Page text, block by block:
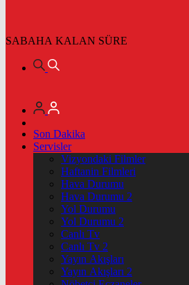
SABAHA KALAN SÜRE
Son Dakika
Servisler
Vizyondaki Filmler
Haftanin Filmleri
Hava Durumu
Hava Durumu 2
Yol Durumu
Yol Durumu 2
Canlı Tv
Canlı Tv 2
Yayın Akışları
Yayın Akışları 2